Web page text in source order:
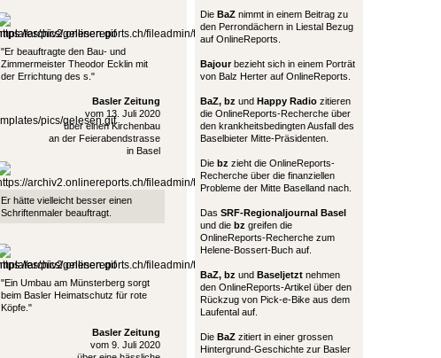
"Er beauftragte den Bau- und
Zimmermeister Theodor Ecklin mit
der Errichtung des s."
Basler Zeitung
vom 13. Juli 2020
über einen Kirchenbau
an der Feierabendstrasse
in Basel
Er hätte vielleicht besser einen
Schriftenmaler beauftragt.
"Ein Umbau am Münsterberg sorgt
beim Basler Heimatschutz für rote
Köpfe."
Basler Zeitung
vom 9. Juli 2020
Die BaZ nimmt in einem Beitrag zu
den Perrondächern in Liestal Bezug
auf OnlineReports.
Bajourbezieht sich in einem Porträt
von Balz Herter auf OnlineReports.
BaZ, bz und Happy Radio zitieren
die OnlineReports-Recherche über
den krankheitsbedingten Ausfall des
Baselbieter Mitte-Präsidenten.
Die bz zieht die OnlineReports-
Recherche über die finanziellen
Probleme der Mitte Baselland nach.
Das SRF-Regionaljournal Basel
und die bz greifen die
OnlineReports-Recherche zum
Helene-Bossert-Buch auf.
BaZ, bz und Baseljetzt nehmen
den OnlineReports-Artikel über den
Rückzug von Pick-e-Bike aus dem
Laufental auf.
Die BaZ zitiert in einer grossen
Hintergrund-Geschichte zur Basler